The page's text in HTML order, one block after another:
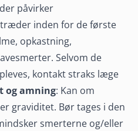
påvirker
inden for de første
opkastning,
Selvom de
kontakt straks læge
og amning: Kan om
graviditet. Bør tages i den
smerterne og/eller